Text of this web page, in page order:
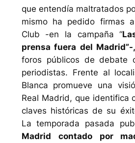
que entendía maltratados
mismo ha pedido firmas
Club -en la campaña “
prensa fuera del Madrid”-,
foros públicos de debate
periodistas. Frente al
Blanca promueve una
Real Madrid, que identifica
claves históricas de su
La temporada pasada
Madrid contado por